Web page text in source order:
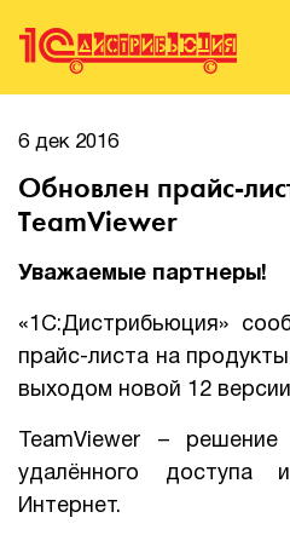
Поиск
Стать
Вендоры
События
6 дек 2016
Обновлен прайс-
TeamViewer
Уважаемые партнеры!
«1С:Дистрибьюция»
прайс-листа на
выходом новой 12
TeamViewer –
удалённого доступа
Интернет.